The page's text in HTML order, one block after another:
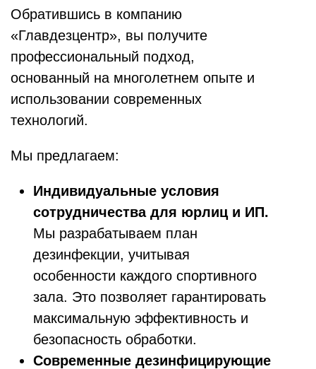
Обратившись в компанию
«Главдезцентр», вы получите
профессиональный подход,
основанный на многолетнем опыте и
использовании современных
технологий.
Мы предлагаем:
Индивидуальные условия
сотрудничества для юрлиц и ИП.
Мы разрабатываем план
дезинфекции, учитывая
особенности каждого спортивного
зала. Это позволяет гарантировать
максимальную эффективность и
безопасность обработки.
Современные дезинфицирующие